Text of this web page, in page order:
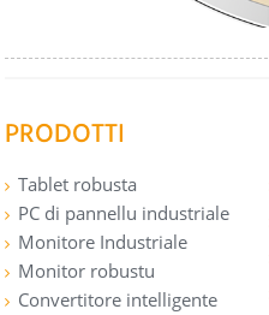
PRODOTTI
Tablet robusta
PC di pannellu industriale
Monitore Industriale
Monitor robustu
Convertitore intelligente